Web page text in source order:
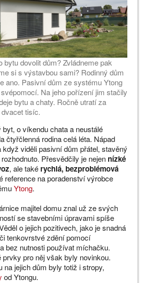
bytu dovolit dům? Zvládneme pak
si s výstavbou sami? Rodinný dům
ano. Pasivní dům ze systému Ytong
Na jeho pořízení jim stačily
bytu a chaty. Ročně utratí za
tisíc.
o víkendu chata a neustálé
čtyřčlenná rodina celá léta. Nápad
když viděli pasivní dům přátel, stavěný
Přesvědčily je nejen nízké
, ale také rychlá, bezproblémová
reference na poradenství výrobce
Ytong.
majitel domu znal už ze svých
se stavebními úpravami spíše
o jejich pozitivech, jako je snadná
tenkovrstvé zdění pomocí
bez nutnosti používat míchačku.
pro něj však byly novinkou.
na jejich dům byly totiž i stropy,
od Ytongu.